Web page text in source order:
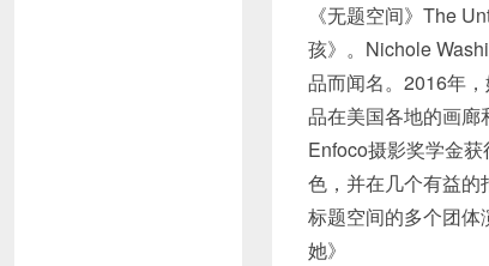
《无题空间》The
孩》。Nichole
品而闻名。2016年
品在美国各地的画廊
Enfoco摄影奖学金
色，并在几个有益的
标题空间的多个团
她》